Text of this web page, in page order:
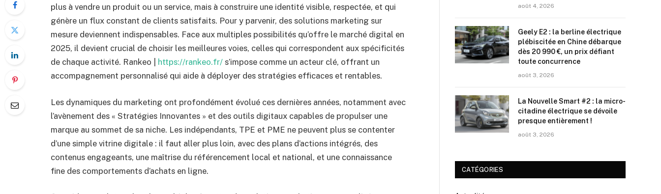
plus à vendre un produit ou un service, mais à construire une identité visible, respectée, et qui
génère un flux constant de clients satisfaits. Pour y parvenir, des solutions marketing sur
mesure deviennent indispensables. Face aux multiples possibilités qu’offre le marché digital en
2025, il devient crucial de choisir les meilleures voies, celles qui correspondent aux spécificités
de chaque activité. Rankeo | https://rankeo.fr/ s’impose comme un acteur clé, offrant un
accompagnement personnalisé qui aide à déployer des stratégies efficaces et rentables.
Les dynamiques du marketing ont profondément évolué ces dernières années, notamment avec
l’avènement des « Stratégies Innovantes » et des outils digitaux capables de propulser une
marque au sommet de sa niche. Les indépendants, TPE et PME ne peuvent plus se contenter
d’une simple vitrine digitale : il faut aller plus loin, avec des plans d’actions intégrés, des
contenus engageants, une maîtrise du référencement local et national, et une connaissance
fine des comportements d’achats en ligne.
août 4, 2026
Geely E2 : la berline électrique
plébiscitée en Chine débarque
dès 20 990 €, un prix défiant
toute concurrence
août 3, 2026
La Nouvelle Smart #2 : la micro-
citadine électrique se dévoile
presque entièrement !
août 3, 2026
CATÉGORIES